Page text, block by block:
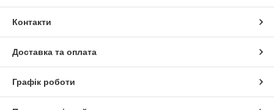
Контакти
Доставка та оплата
Графік роботи